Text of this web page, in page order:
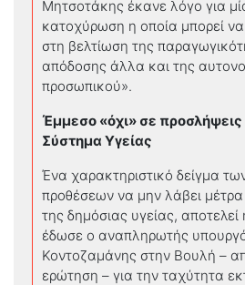
Μητσοτάκης έκανε λόγο για
κατοχύρωση η οποία μπορεί να
στη βελτίωση της
απόδοσης άλλα και της
προσωπικού».
Έμμεσο «όχι» σε προσλήψεις
Σύστημα Υγείας
Ένα χαρακτηριστικό δείγμα
προθέσεων να μην λάβει μέτρα
της δημόσιας υγείας,
έδωσε ο αναπληρωτής
Κοντοζαμάνης στην Βουλή –
ερώτηση – για την ταχύτητα